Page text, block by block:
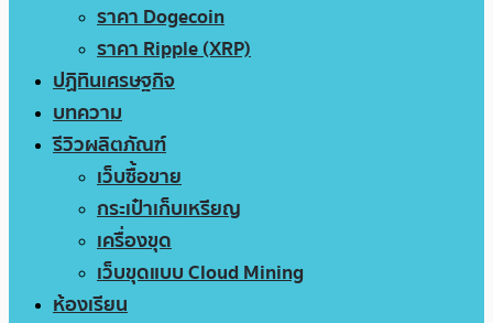
ราคา Dogecoin
ราคา Ripple (XRP)
ปฏิทินเศรษฐกิจ
บทความ
รีวิวผลิตภัณฑ์
เว็บซื้อขาย
กระเป๋าเก็บเหรียญ
เครื่องขุด
เว็บขุดแบบ Cloud Mining
ห้องเรียน